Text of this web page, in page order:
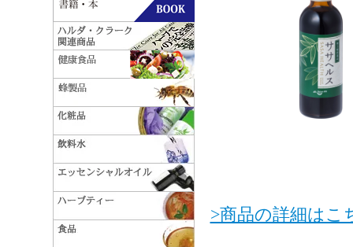
>商品の詳細はこ